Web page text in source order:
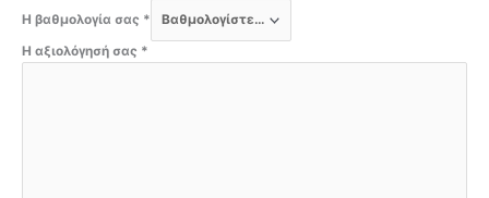
Η βαθμολογία σας *
Η αξιολόγησή σας *